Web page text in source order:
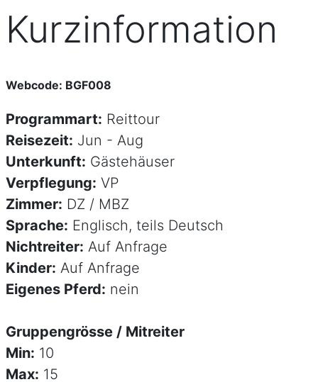
Kurzinformation
Webcode: BGF008
Programmart: Reittour
Reisezeit: Jun - Aug
Unterkunft: Gästehäuser
Verpflegung: VP
Zimmer: DZ / MBZ
Sprache: Englisch, teils Deutsch
Nichtreiter: Auf Anfrage
Kinder: Auf Anfrage
Eigenes Pferd: nein
Gruppengrösse / Mitreiter
Min: 10
Max: 15